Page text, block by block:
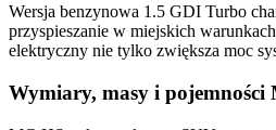
Wersja benzynowa 1.5 GDI Turbo
przyspieszanie w miejskich
elektryczny nie tylko zwiększa moc
Wymiary, masy i pojemności